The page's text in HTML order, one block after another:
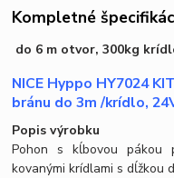
Kompletné
do 6 m otvor, 300kg
NICE Hyppo HY7024
bránu do 3m /krídlo,
Popis výrobku
Pohon s kĺbovou pákou
kovanými krídlami s dĺžkou